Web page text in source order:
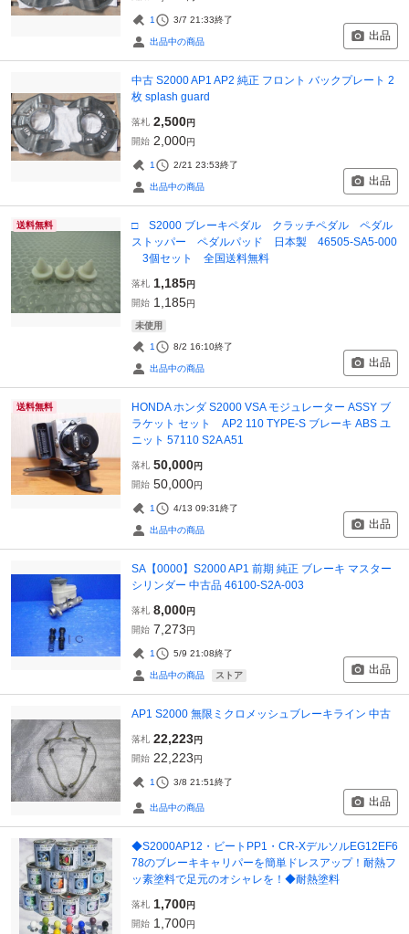
1 3/7 21:33終了
出品中の商品 出品
中古 S2000 AP1 AP2 純正 フロント バックプレート 2
枚 splash guard
落札 2,500円
開始 2,000円
1 2/21 23:53終了
出品中の商品 出品
送料無料
□ S2000 ブレーキペダル クラッチペダル ペダル
ストッパー ペダルパッド 日本製 46505-SA5-000
3個セット 全国送料無料
落札 1,185円
開始 1,185円
未使用
1 8/2 16:10終了
出品中の商品 出品
送料無料
HONDA ホンダ S2000 VSA モジュレーター ASSY ブ
ラケット セット AP2 110 TYPE-S ブレーキ ABS ユ
ニット 57110 S2A A51
落札 50,000円
開始 50,000円
1 4/13 09:31終了
出品中の商品 出品
SA【0000】S2000 AP1 前期 純正 ブレーキ マスター
シリンダー 中古品 46100-S2A-003
落札 8,000円
開始 7,273円
1 5/9 21:08終了
出品中の商品 ストア 出品
AP1 S2000 無限ミクロメッシュブレーキライン 中古
落札 22,223円
開始 22,223円
1 3/8 21:51終了
出品中の商品 出品
◆S2000AP12・ビートPP1・CR-XデルソルEG12EF6
78のブレーキキャリパーを簡単ドレスアップ！耐熱フ
ッ素塗料で足元のオシャレを！◆耐熱塗料
落札 1,700円
開始 1,700円